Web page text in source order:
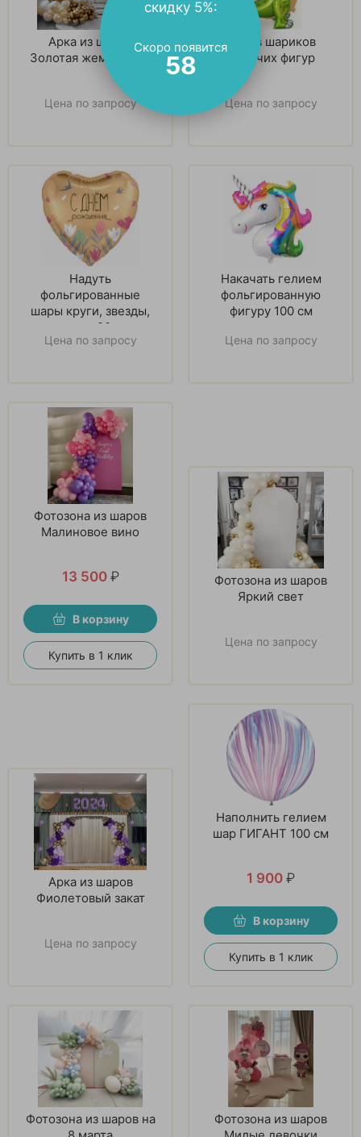
Арка из шаров
Золотая жемчужина
Цена по запросу
Надув шариков
Ходячих фигур
Цена по запросу
Надуть
фольгированные
шары круги, звезды,
сердца 90 см
Цена по запросу
Накачать гелием
фольгированную
фигуру 100 см
Цена по запросу
Фотозона из шаров
Малиновое вино
13 500 ₽
В корзину
Купить в 1 клик
Фотозона из шаров
Яркий свет
Цена по запросу
Арка из шаров
Фиолетовый закат
Цена по запросу
Наполнить гелием
шар ГИГАНТ 100 см
1 900 ₽
В корзину
Купить в 1 клик
Фотозона из шаров на
Фотозона из шаров
скидку 5%:
Скоро появится
57